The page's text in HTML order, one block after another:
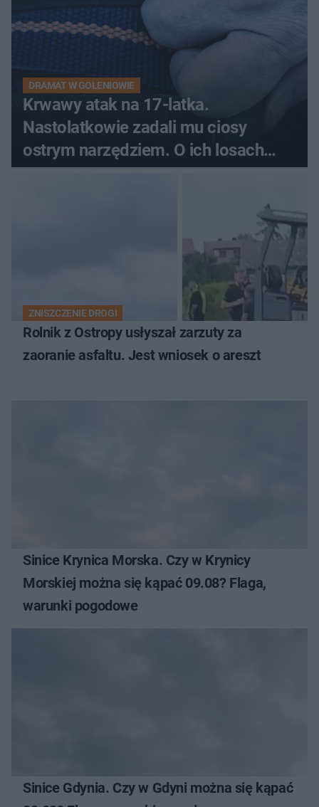
DRAMAT W GOLENIOWIE
Krwawy atak na 17-latka.
Nastolatkowie zadali mu ciosy
ostrym narzędziem. O ich losach
zdecyduje sąd rodzinny
ZNISZCZENIE DROGI
Rolnik z Ostropy usłyszał zarzuty za
zaoranie asfaltu. Jest wniosek o areszt
Sinice Krynica Morska. Czy w Krynicy
Morskiej można się kąpać 09.08? Flaga,
warunki pogodowe
Sinice Gdynia. Czy w Gdyni można się kąpać